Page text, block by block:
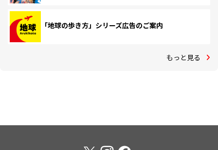
「地球の歩き方」シリーズ広告のご案内
もっと見る